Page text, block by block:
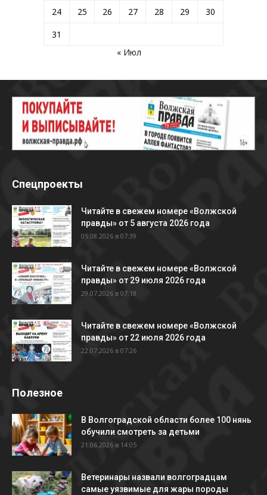
24
25 26 27 28 29
30
31
« Июл
Спецпроекты
Читайте в свежем номере «Волжской
правды» от 5 августа 2026 года
05.08.2026 в 07:39
Читайте в свежем номере «Волжской
правды» от 29 июля 2026 года
29.07.2026 в 07:18
Читайте в свежем номере «Волжской
правды» от 22 июля 2026 года
22.07.2026 в 07:26
Полезное
В Волгоградской области более 100 нянь
обучили смотреть за детьми
21.06.2026 в 14:05
Ветеринары назвали волгоградцам
самые уязвимые для жары породы